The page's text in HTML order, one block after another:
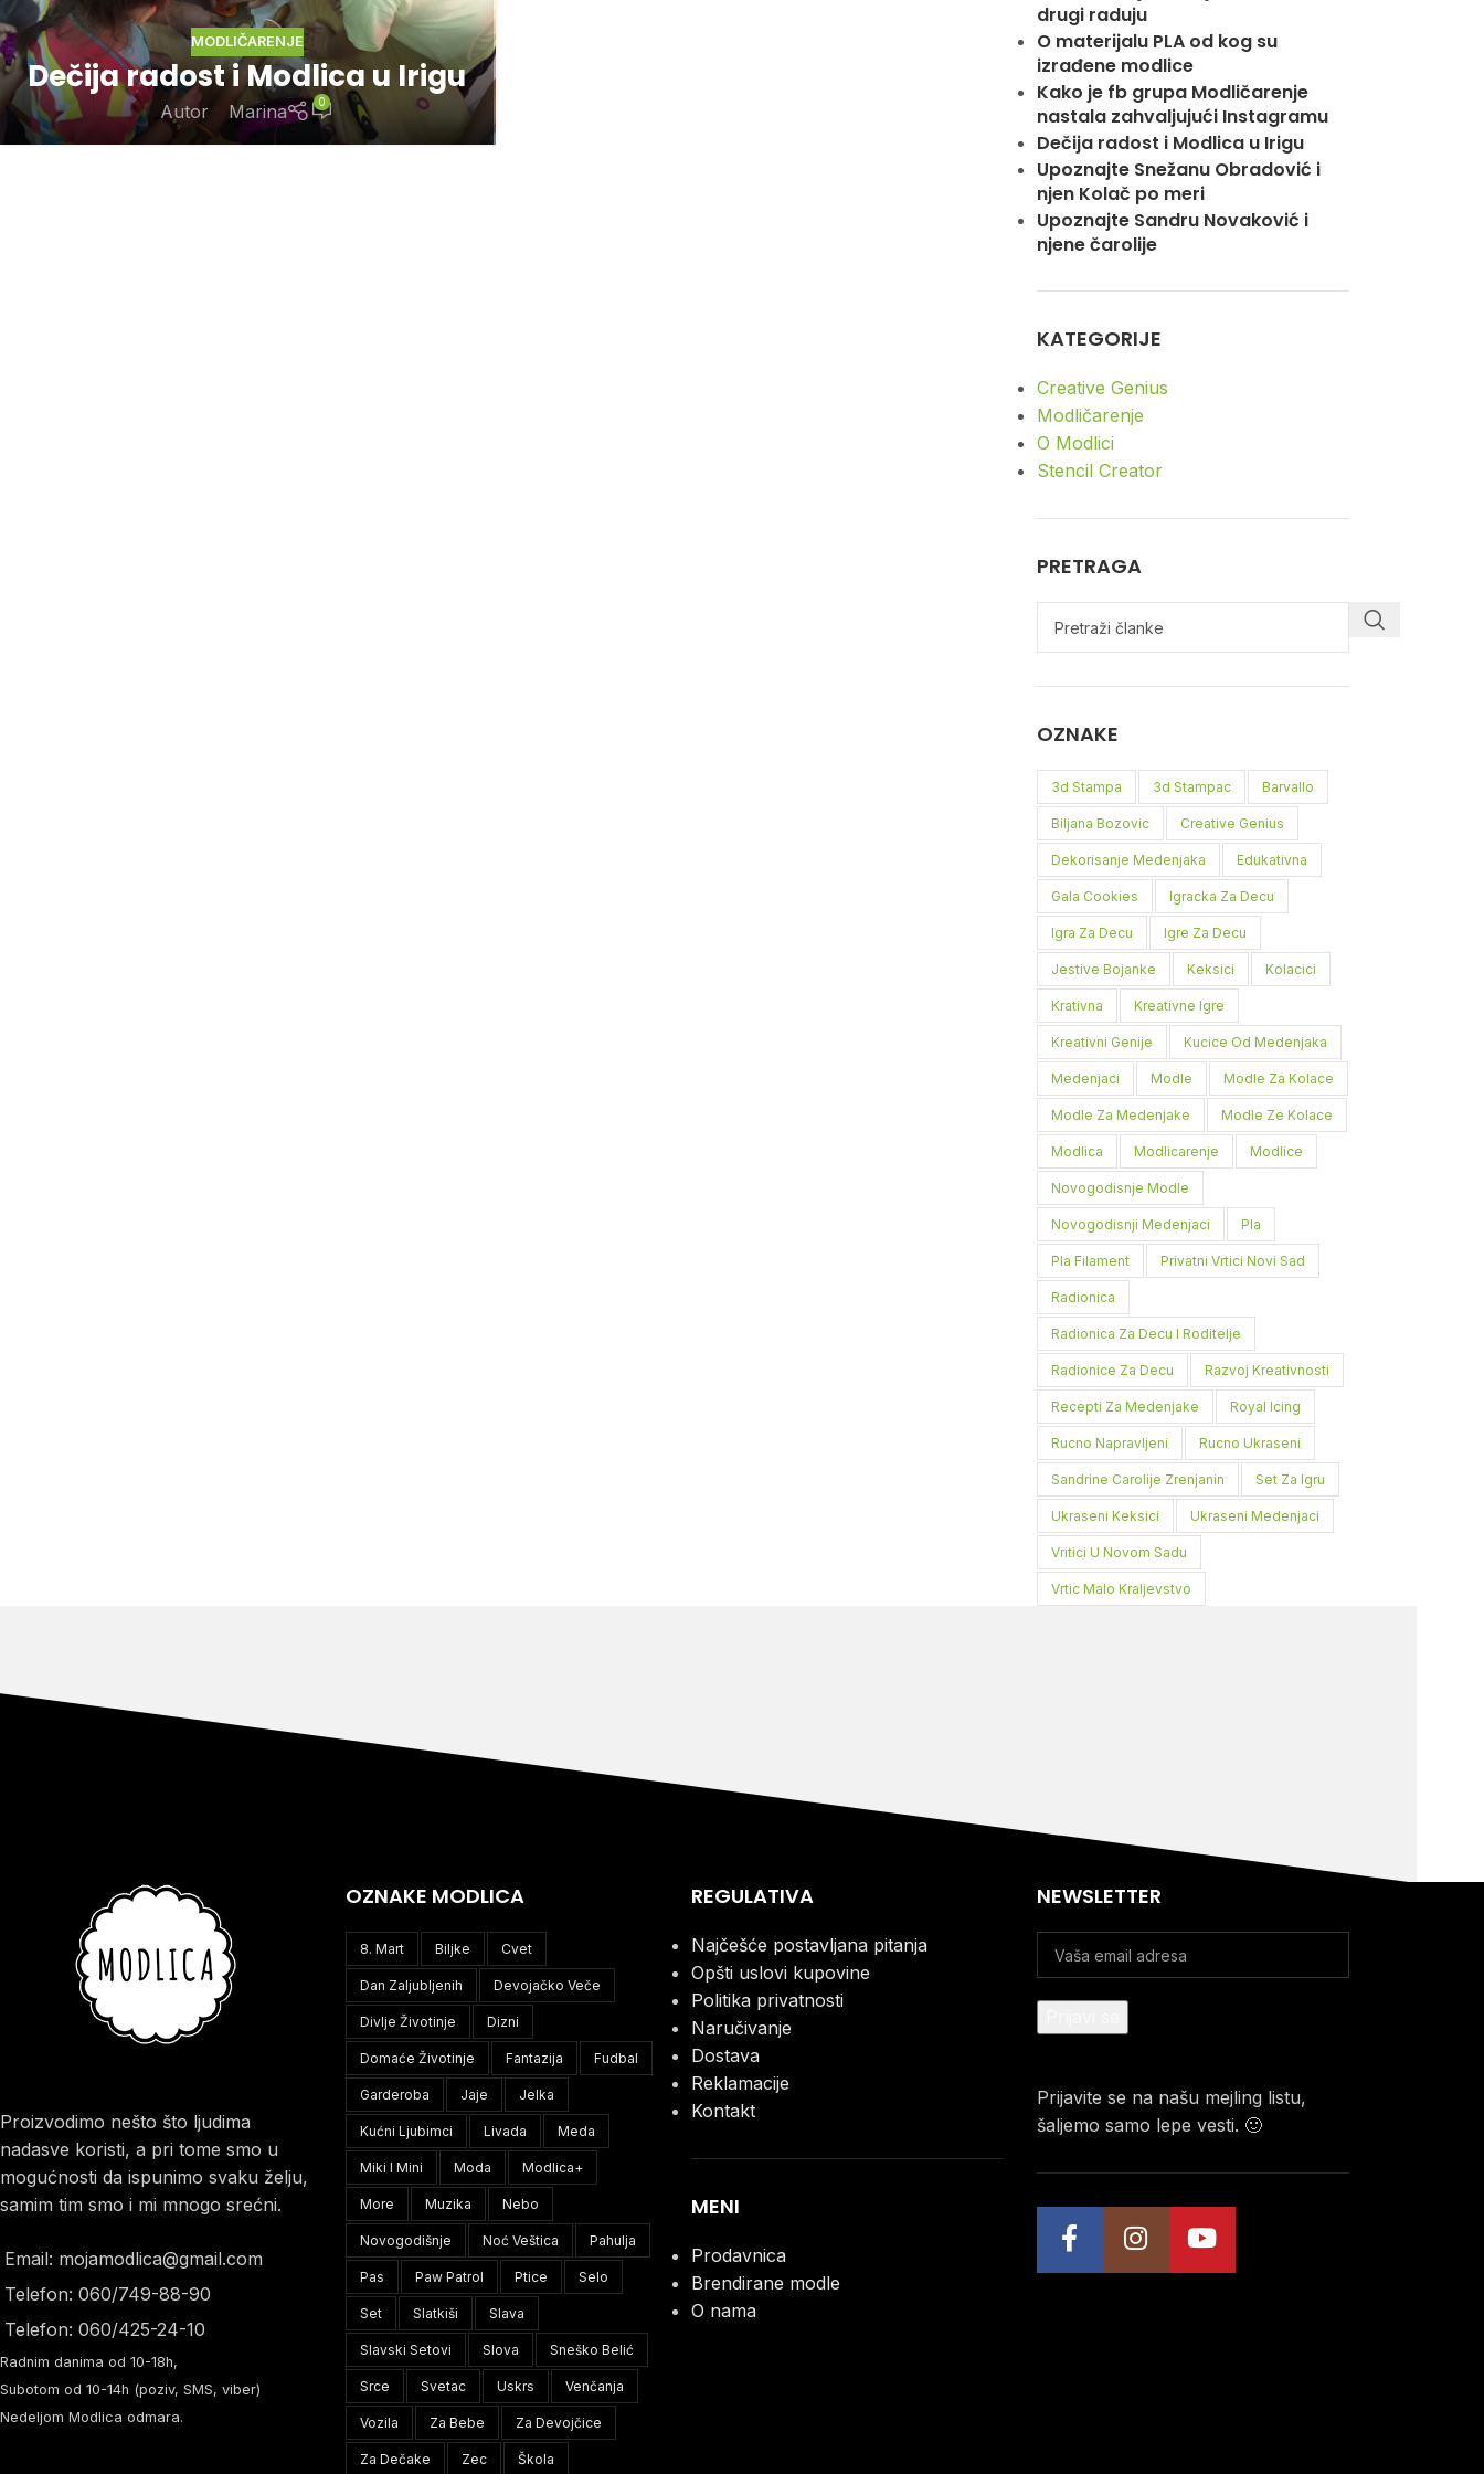
MODLIČARENJE
Dečija radost i Modlica u Irigu
Autor Marina 0
drugi raduju
O materijalu PLA od kog su
izrađene modlice
Kako je fb grupa Modličarenje
nastala zahvaljujući Instagramu
Dečija radost i Modlica u Irigu
Upoznajte Snežanu Obradović i
njen Kolač po meri
Upoznajte Sandru Novaković i
njene čarolije
KATEGORIJE
Creative Genius
Modličarenje
O Modlici
Stencil Creator
PRETRAGA
OZNAKE
3d Stampa 3d Stampac Barvallo
Biljana Bozovic Creative Genius
Dekorisanje Medenjaka Edukativna
Gala Cookies Igracka Za Decu
Igra Za Decu Igre Za Decu
Jestive Bojanke Keksici Kolacici
Krativna Kreativne Igre
Kreativni Genije Kucice Od Medenjaka
Medenjaci Modle Modle Za Kolace
Modle Za Medenjake Modle Ze Kolace
Modlica Modlicarenje Modlice
Novogodisnje Modle
Novogodisnji Medenjaci Pla
Pla Filament Privatni Vrtici Novi Sad
Radionica
Radionica Za Decu I Roditelje
Radionice Za Decu Razvoj Kreativnosti
Recepti Za Medenjake Royal Icing
Rucno Napravljeni Rucno Ukraseni
Sandrine Carolije Zrenjanin Set Za Igru
Ukraseni Keksici Ukraseni Medenjaci
Vritici U Novom Sadu
Vrtic Malo Kraljevstvo
Proizvodimo nešto što ljudima
nadasve koristi, a pri tome smo u
mogućnosti da ispunimo svaku želju,
samim tim smo i mi mnogo srećni.
Email: mojamodlica@gmail.com
Telefon: 060/749-88-90
Telefon: 060/425-24-10
Radnim danima od 10-18h,
Subotom od 10-14h (poziv, SMS, viber)
Nedeljom Modlica odmara.
OZNAKE MODLICA
8. Mart Biljke Cvet
Dan Zaljubljenih Devojačko Veče
Divlje Životinje Dizni
Domaće Životinje Fantazija Fudbal
Garderoba Jaje Jelka
Kućni Ljubimci Livada Meda
Miki I Mini Moda Modlica+
More Muzika Nebo
Novogodišnje Noć Veštica Pahulja
Pas Paw Patrol Ptice Selo
Set Slatkiši Slava
Slavski Setovi Slova Sneško Belić
Srce Svetac Uskrs Venčanja
Vozila Za Bebe Za Devojčice
Za Dečake Zec Škola
REGULATIVA
Najčešće postavljana pitanja
Opšti uslovi kupovine
Politika privatnosti
Naručivanje
Dostava
Reklamacije
Kontakt
MENI
Prodavnica
Brendirane modle
O nama
NEWSLETTER
Prijavite se na našu mejling listu,
šaljemo samo lepe vesti. 🙂